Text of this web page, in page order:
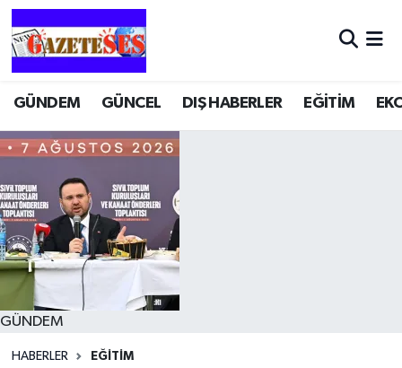
GÜNDEM GÜNCEL DIŞ HABERLER EĞİTİM
GÜNDEM
HABERLER EĞİTİM